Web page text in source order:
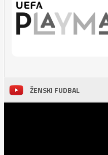
ŽENSKI FUDBAL